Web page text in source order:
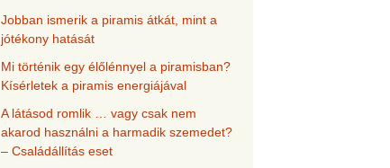
Jobban ismerik a piramis átkát, mint a
jótékony hatását
Mi történik egy élőlénnyel a piramisban?
Kísérletek a piramis energiájával
A látásod romlik … vagy csak nem
akarod használni a harmadik szemedet?
– Családállítás eset